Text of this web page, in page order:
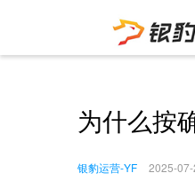
为什么按
银豹运营-YF 2025-